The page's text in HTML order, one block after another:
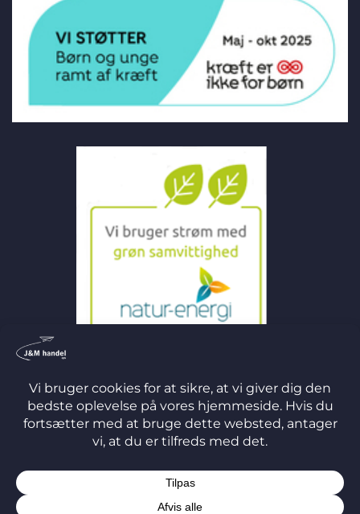
©
2026 J&M Handel ApS